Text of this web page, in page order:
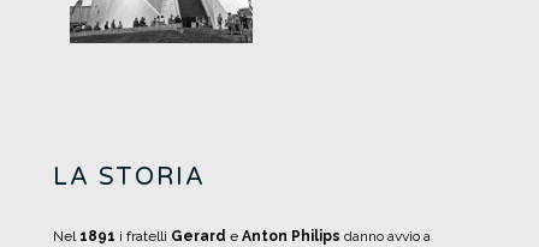
LA STORIA
Nel 1891 i fratelli Gerard e Anton Philips danno avvio a